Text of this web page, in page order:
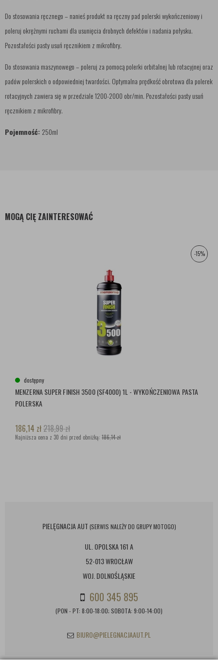
Do stosowania ręcznego – nanieś produkt na ręczny pad polerski wykończeniowy i
poleruj okrężnymi ruchami dla usunięcia drobnych defektów i nadania połysku.
Pozostałości pasty usuń ręcznikiem z mikrofibry.
Do stosowania maszynowego – poleruj za pomocą polerki orbitalnej lub rotacyjnej oraz
padów polerskich o odpowiedniej twardości. Optymalna prędkość obrotowa dla polerek
rotacyjnych zawiera się w przedziale 1200-2000 obr/min. Pozostałości pasty usuń
ręcznikiem z mikrofibry.
Pojemność: 250ml
MOGĄ CIĘ ZAINTERESOWAĆ
-15%
dostępny
MENZERNA SUPER FINISH 3500 (SF4000) 1L - WYKOŃCZENIOWA PASTA
POLERSKA
186,14 zł218,99zł
Najniższa cena z 30 dni przed obniżką: 186,14 zł
PIELĘGNACJA AUT (SERWIS NALEŻY DO GRUPY MOTOGO)
UL. OPOLSKA 161 A
52-013 WROCŁAW
WOJ. DOLNOŚLĄSKIE
600 345 895
(PON - PT: 8:00-18:00; SOBOTA: 9:00-14:00)
BIURO@PIELEGNACJAAUT.PL